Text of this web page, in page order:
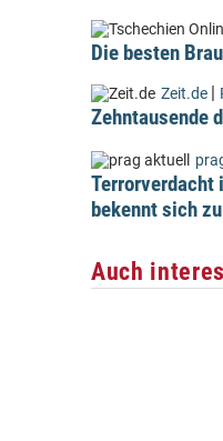
Die besten
Zeit.de |
Zehntausende
Terrorverdacht
bekennt sich
Auch